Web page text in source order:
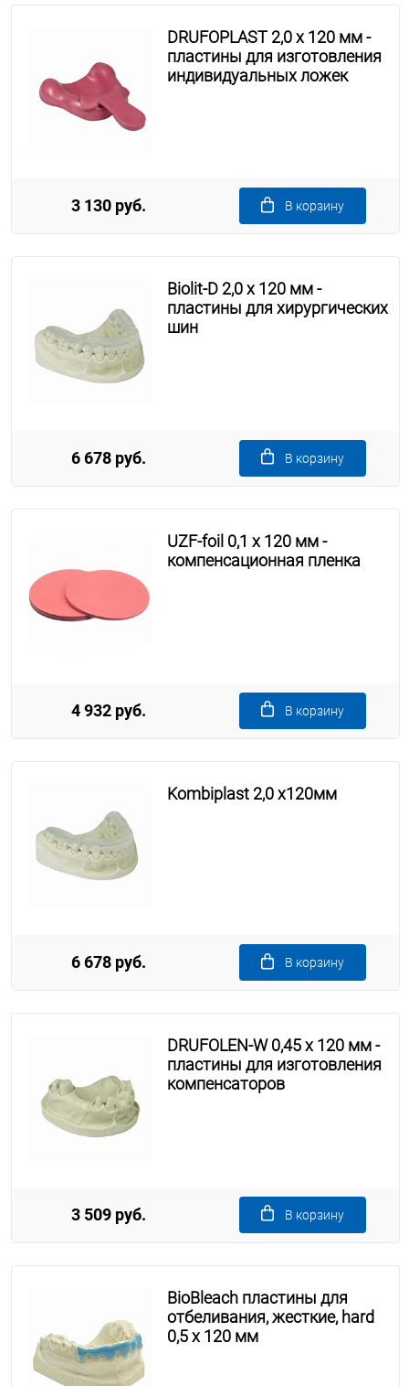
DRUFOPLAST 2,0 x 120 мм -
пластины для изготовления
индивидуальных ложек
3 130 руб. В корзину
Biolit-D 2,0 x 120 мм -
пластины для хирургических
шин
6 678 руб. В корзину
UZF-foil 0,1 x 120 мм -
компенсационная пленка
4 932 руб. В корзину
Kombiplast 2,0 x120мм
6 678 руб. В корзину
DRUFOLEN-W 0,45 x 120 мм -
пластины для изготовления
компенсаторов
3 509 руб. В корзину
BioBleach пластины для
отбеливания, жесткие, hard
0,5 х 120 мм